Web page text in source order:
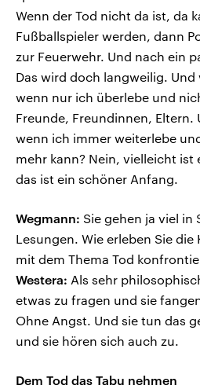
Wenn der Tod nicht da ist, da
Fußballspieler werden, dann
zur Feuerwehr. Und nach ein
Das wird doch langweilig. Und
wenn nur ich überlebe und
Freunde, Freundinnen, Eltern.
wenn ich immer weiterlebe
mehr kann? Nein, vielleicht ist
das ist ein schöner Anfang.
Wegmann: Sie gehen ja viel in
Lesungen. Wie erleben Sie die
mit dem Thema Tod
Westera: Als sehr
etwas zu fragen und sie
Ohne Angst. Und sie tun das
und sie hören sich auch zu.
Dem Tod das Tabu nehmen